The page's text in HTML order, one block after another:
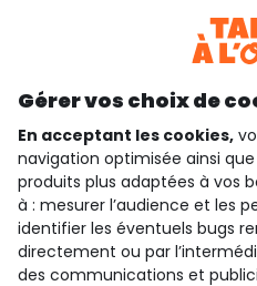
qui sommes-nous ?
besoin d'aide ?
le club fidélité
Gérer vos choix de
En acceptant les cookies,
navigation optimisée ainsi
produits plus adaptées à vos
à : mesurer l’audience et les
identifier les éventuels bugs
directement ou par
des communications et